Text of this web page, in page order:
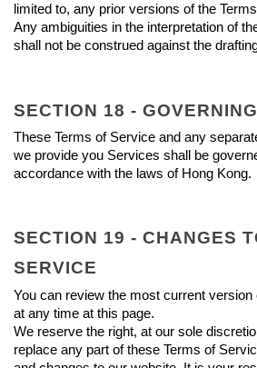
limited to, any prior versions of the
Any ambiguities in the interpretation of
shall not be construed against the
SECTION 18 -
These Terms of Service and any
we provide you Services shall be
accordance with the laws of Hong Kong.
SECTION 19 - CHANGES
SERVICE
You can review the most current
at any time at this page.
We reserve the right, at our sole
replace any part of these Terms of